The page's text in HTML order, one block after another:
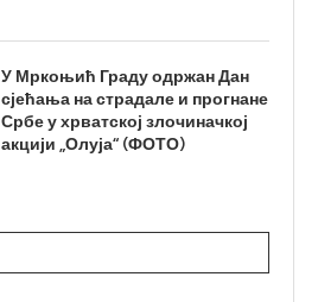
У Мркоњић Граду одржан Дан
сјећања на страдале и прогнане
Србе у хрватској злочиначкој
акцији „Олуја“ (ФОТО)